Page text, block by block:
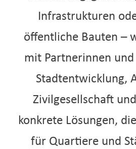
Infrastrukturen
öffentliche Bauten –
mit Partnerinnen und
Stadtentwicklung,
Zivilgesellschaft
konkrete Lösungen,
für Quartiere und